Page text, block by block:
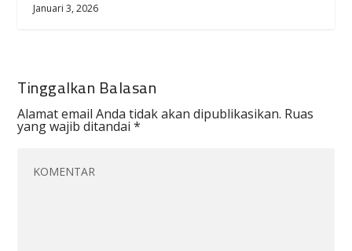
Januari 3, 2026
Tinggalkan Balasan
Alamat email Anda tidak akan dipublikasikan. Ruas
yang wajib ditandai*